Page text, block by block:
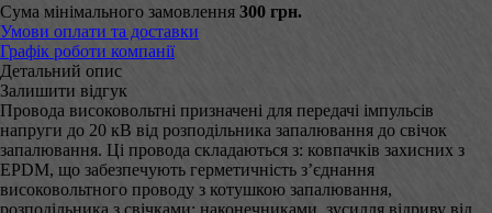
Сума мінімального замовлення 300 грн.
Умови оплати та доставки
Графік роботи компанії
Детальний опис
Залишити відгук
Провода високовольтні призначені для передачі імпульсів
напруги до 20 кВ від розподільника запалювання до свічок
запалювання. Ці провода складаються з: ковпачків захисних з
EPDM, що забезпечують герметичність з’єднання
високовольтного проводу з котушкою запалювання,
розподільника з свічками; наконечниками, зусилля відриву від